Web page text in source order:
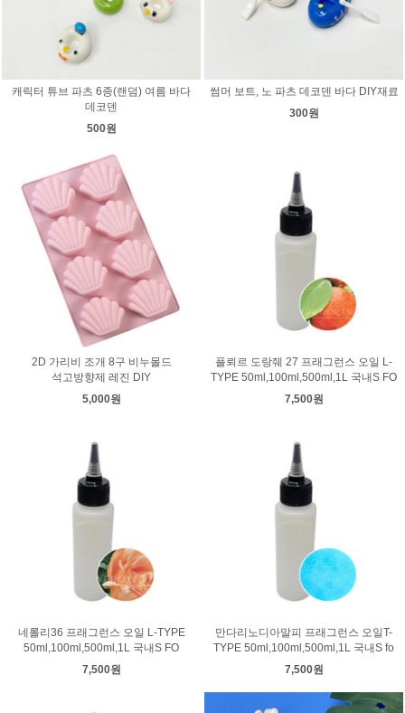
캐릭터 튜브 파츠 6종(랜덤) 여름 바다
데코덴
500원
썸머 보트, 노 파츠 데코덴 바다 DIY재료
300원
2D 가리비 조개 8구 비누몰드
석고방향제 레진 DIY
5,000원
플뢰르 도랑줴 27 프래그런스 오일 L-
TYPE 50ml,100ml,500ml,1L 국내S FO
7,500원
네롤리36 프래그런스 오일 L-TYPE
50ml,100ml,500ml,1L 국내S FO
7,500원
만다리노디아말피 프래그런스 오일T-
TYPE 50ml,100ml,500ml,1L 국내S fo
7,500원